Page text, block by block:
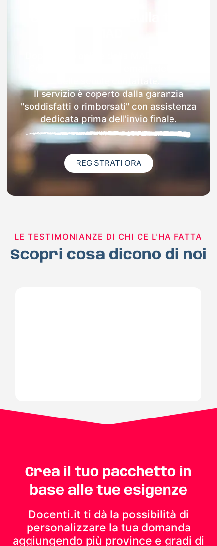
Il servizio è coperto dalla garanzia
"soddisfatti o rimborsati" con assistenza
dedicata prima dell'invio finale.
REGISTRATI ORA
LE TESTIMONIANZE DI CHI CE L'HA FATTA
Scopri cosa dicono di noi
Crea il tuo pacchetto in
base alle tue esigenze
Docenti.it ti dà la possibilità di
personalizzare la tua domanda
aggiungendo più province e gradi di